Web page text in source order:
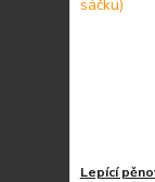
Lepící